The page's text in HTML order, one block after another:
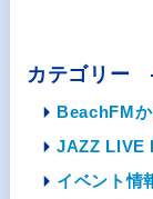
カテゴリー
BeachFM
JAZZ LIVE
イベント情